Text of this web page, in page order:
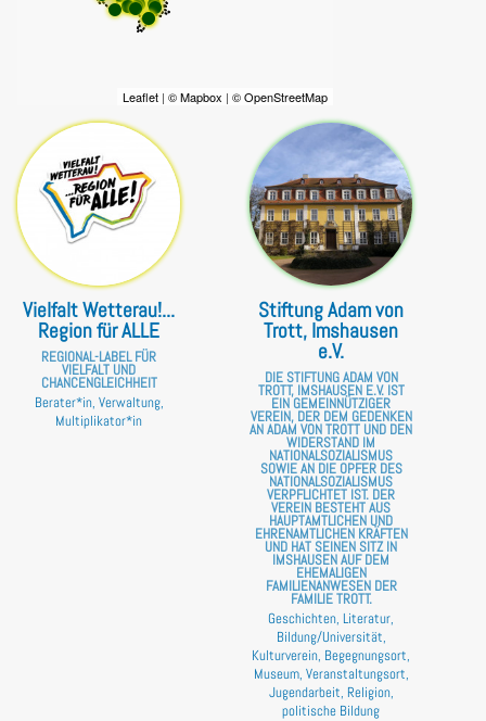
Leaflet |© Mapbox |© OpenStreetMap
Vielfalt Wetterau!...
Region für ALLE
REGIONAL-LABEL FÜR
VIELFALT UND
CHANCENGLEICHHEIT
Berater*in, Verwaltung,
Multiplikator*in
Stiftung Adam von
Trott, Imshausen
e.V.
DIE STIFTUNG ADAM VON
TROTT, IMSHAUSEN E.V. IST
EIN GEMEINNÜTZIGER
VEREIN, DER DEM GEDENKEN
AN ADAM VON TROTT UND DEN
WIDERSTAND IM
NATIONALSOZIALISMUS
SOWIE AN DIE OPFER DES
NATIONALSOZIALISMUS
VERPFLICHTET IST. DER
VEREIN BESTEHT AUS
HAUPTAMTLICHEN UND
EHRENAMTLICHEN KRÄFTEN
UND HAT SEINEN SITZ IN
IMSHAUSEN AUF DEM
EHEMALIGEN
FAMILIENANWESEN DER
FAMILIE TROTT.
Geschichten, Literatur,
Bildung/Universität,
Kulturverein, Begegnungsort,
Museum, Veranstaltungsort,
Jugendarbeit, Religion,
politische Bildung